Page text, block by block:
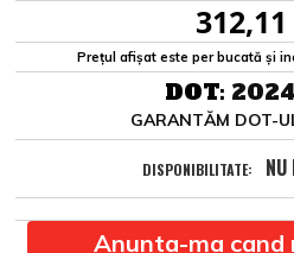
312,11
Prețul afișat este per bucată și
DOT:
GARANTĂM DOT-
DISPONIBILITATE:
Anunta-ma cand